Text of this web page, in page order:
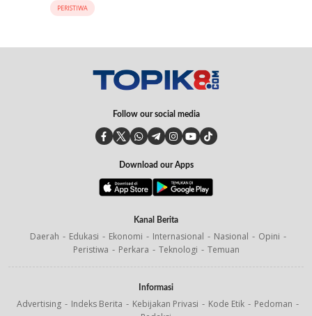
PERISTIWA
Follow our social media
Download our Apps
Kanal Berita
Daerah Edukasi Ekonomi Internasional Nasional
Opini
Peristiwa
Perkara Teknologi Temuan
Informasi
Advertising Indeks Berita Kebijakan Privasi Kode Etik
Pedoman